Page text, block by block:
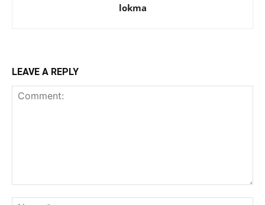
lokma
LEAVE A REPLY